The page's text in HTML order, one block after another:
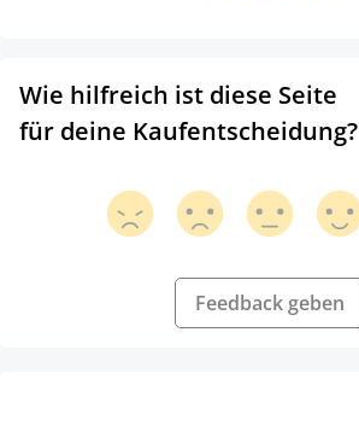
Wie hilfreich ist diese Seite
für deine Kaufentscheidung?
Feedback geben